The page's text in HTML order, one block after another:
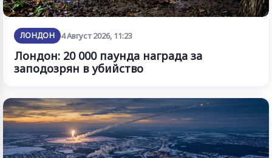
ЛОНДОН 4 Август 2026, 11:23
Лондон: 20 000 паунда награда за
заподозрян в убийство